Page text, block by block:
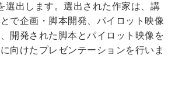
選出します。選出された作家は、講
で企画・脚本開発、パイロット映像
開発された脚本とパイロット映像を
向けたプレゼンテーションを行いま